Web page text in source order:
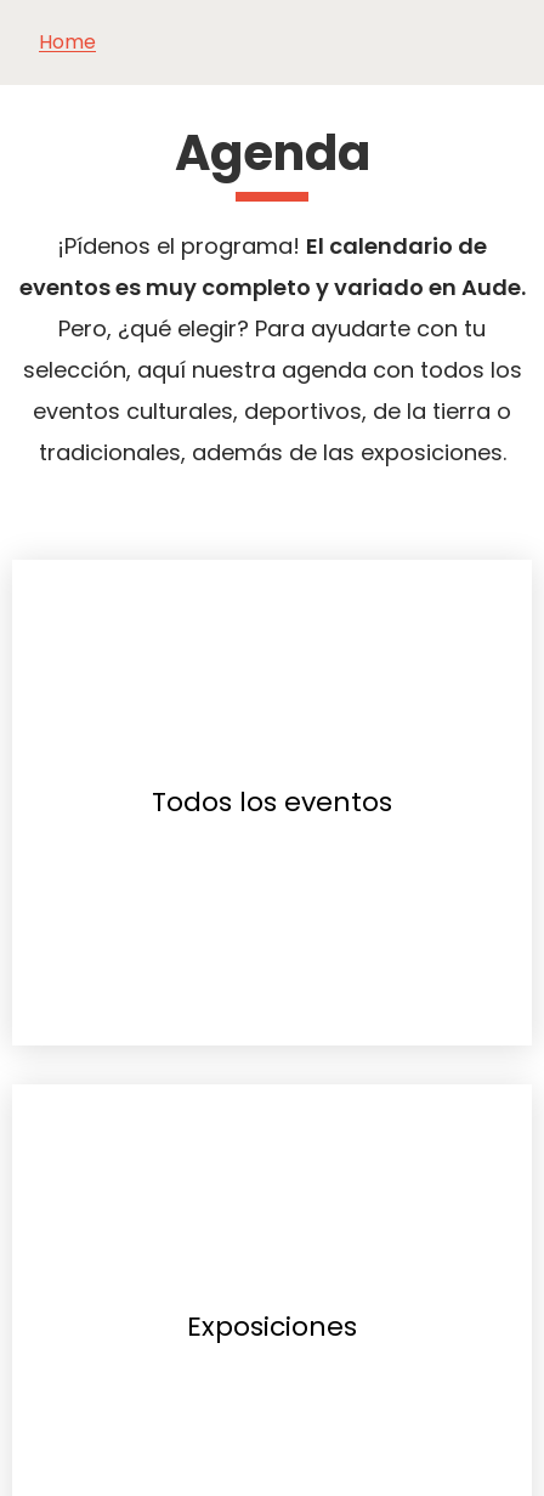
Home
Agenda
¡Pídenos el programa! El calendario de
eventos es muy completo y variado en Aude.
Pero, ¿qué elegir? Para ayudarte con tu
selección, aquí nuestra agenda con todos los
eventos culturales, deportivos, de la tierra o
tradicionales, además de las exposiciones.
Todos los eventos
Exposiciones